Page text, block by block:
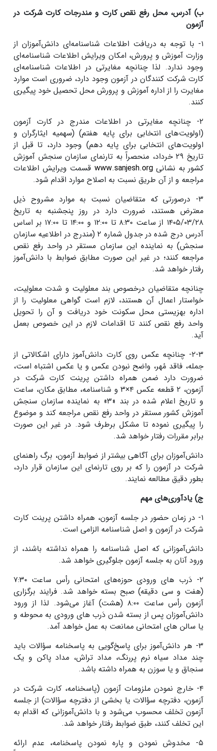
ب) آدرس، محل‌ رفع نقص کارت و مندرجات کارت شرکت در
آزمون
۱- با توجه به دریافت اطلاعات شناسنامه‌ای دانش‌آموزان از
وزارت آموزش و پرورش، امکان ویرایش اطلاعات شناسنامه‌ای
وجود ندارد. لذا چنانچه مغایرتی در اطلاعات شناسنامه‌ای
کارت شرکت کنندگان در آزمون وجود دارد، ضروری است موارد
مغایرت را از اداره آموزش و پرورش محل تحصیل خود پیگیری
کنند.
۲- چنانچه مغایرتی در اطلاعات مندرج در کارت آزمون
(اولویت‌های انتخابی برای پایه هفتم) (سهمیه ایثارگران و
اولویت‌های انتخابی برای پایه دهم) وجود دارد، تا قبل از
تاریخ ۲۹ خرداد، منحصراً به تارنمای سازمان سنجش آموزش
کشور به نشانیwww.sanjesh.org قسمت ویرایش اطلاعات
مراجعه و از آن طریق نسبت به اصلاح موارد اقدام شود.
۳- درصورتی که متقاضیان نسبت به موارد مشروح ذیل
معترض هستند، ضرورت دارد در روز پنجشنبه به تاریخ
۱۴۰۵/۰۳/۲۸ از ساعت ۸:۳۰ تا ۱۲:۰۰ و ۱۴:۰۰ تا ۱۷:۰۰ بر اساس
آدرس درج شده در جدول شماره ۲ (مندرج در اطلاعیه سازمان
سنجش) به نماینده این سازمان مستقر در واحد رفع نقص
مراجعه کنند؛ در غیر این صورت مطابق ضوابط با دانش‌آموز
رفتار خواهد شد.
چنانچه متقاضیان درخصوص بند معلولیت و شدت معلولِیت،
خواستار اعمال آن هستند، لازم است گواهی معلولیت را از
اداره بهزیستی محل سکونت خود دریافت و آن را تحویل
واحد رفع نقص کنند تا اقدامات لازم در این خصوص بعمل
آید.
۲-۳- چنانچه عکس روی کارت دانش‌آموز دارای اشکالاتی از
جمله، فاقد مُهر، واضح نبودن عکس و یا عکس اشتباه است،
ضرورت دارد ضمن همراه داشتن پرینت کارت شرکت در
آزمون، ۲ قطعه عکس ۴×۳ و شناسنامه، مطابق مکان، ساعت
و تاریخ اعلام شده در بند «۳» به نماینده سازمان سنجش
آموزش کشور مستقر در واحد رفع نقص مراجعه کند و موضوع
را پیگیری نموده تا مشکل برطرف شود. در غیر این صورت
برابر مقررات رفتار خواهد شد.
دانش‌آموزان برای آگاهی بیشتر از ضوابط آزمون، برگ راهنمای
شرکت در آزمون را که بر روی تارنمای این سازمان قرار دارد،
بطور دقیق مطالعه نمایند.
ج) یادآوری‌های مهم‌
۱- در زمان حضور در جلسه آزمون، همراه داشتن پرینت کارت
شرکت در آزمون‌ و اصل شناسنامه الزامی است.
دانش‌آموزانی که اصل شناسنامه را همراه نداشته باشند، از
ورود آنان به جلسه آزمون جلوگیری خواهد شد.
۲- دَرب های ورودی حوزه‌های امتحانی رأس ساعت ۷:۳۰
(هفت و سی دقیقه) صبح بسته خواهد شد. فرایند برگزاری
آزمون رأس ساعت ۸:۰۰ (هشت) آغاز می‌شود. لذا از ورود
دانش‌آموزان پس از بسته شدن دَرب های ورودی به محوطه و
یا سالن های امتحانی ممانعت به عمل خواهد آمد.
۳- هر دانش‌آموز برای پاسخ‌گویی به پاسخنامه سؤالات باید
چند مداد سیاه نرم پررنگ، مداد تراش، مداد پاکن و یک
سنجاق و یا سوزن به همراه داشته باشد.
۴- خارج نمودن ملزومات آزمون (پاسخنامه، کارت شرکت در
آزمون، دفترچه سؤالات یا بخشی از دفترچه سؤالات) از جلسه
آزمون تخلف محسوب می‌شود و با دانش‌آموزانی که اقدام به
این تخلف کنند، طبق ضوابط رفتار خواهد شد.
۵- مخدوش نمودن و پاره نمودن پاسخنامه، عدم ارائه